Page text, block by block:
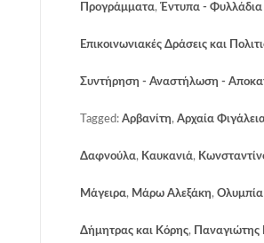
Προγράμματα, Έντυπα - Φυλλάδια
Επικοινωνιακές Δράσεις και
Συντήρηση - Αναστήλωση -
Tagged: Αρβανίτη, Αρχαία
Δαφνούλα, Καυκανιά,
Μάγειρα, Μάρω Αλεξάκη, Ολυμπία
Δήμητρας και Κόρης, Παναγιώτης